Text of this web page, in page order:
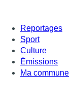
Reportages
Sport
Culture
Émissions
Ma commune